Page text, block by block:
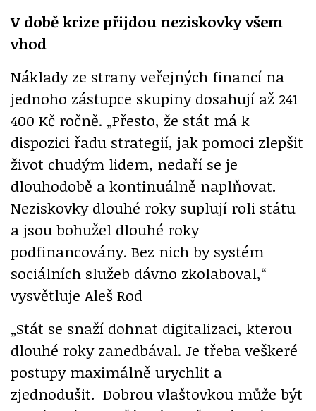
V době krize přijdou neziskovky všem
vhod
Náklady ze strany veřejných financí na
jednoho zástupce skupiny dosahují až 241
400 Kč ročně. „Přesto, že stát má k
dispozici řadu strategií, jak pomoci zlepšit
život chudým lidem, nedaří se je
dlouhodobě a kontinuálně naplňovat.
Neziskovky dlouhé roky suplují roli státu
a jsou bohužel dlouhé roky
podfinancovány. Bez nich by systém
sociálních služeb dávno zkolaboval,“
vysvětluje Aleš Rod
„Stát se snaží dohnat digitalizaci, kterou
dlouhé roky zanedbával. Je třeba veškeré
postupy maximálně urychlit a
zjednodušit. Dobrou vlaštovkou může být